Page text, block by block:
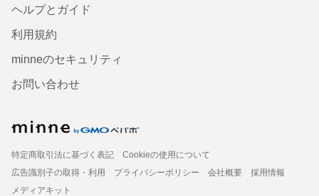
ヘルプとガイド
利用規約
minneのセキュリティ
お問い合わせ
特定商取引法に基づく表記
Cookieの使用について
広告識別子の取得・利用
プライバシーポリシー 会社概要
採用情報
メディアキット